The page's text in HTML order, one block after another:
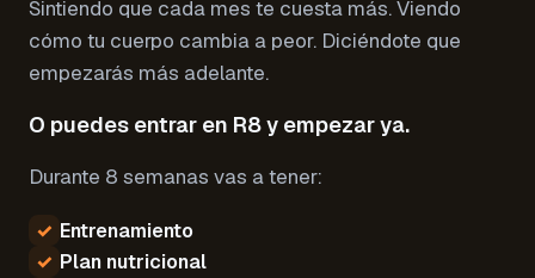
Sintiendo que cada mes te cuesta más. Viendo
cómo tu cuerpo cambia a peor. Diciéndote que
empezarás más adelante.
O puedes entrar en R8 y empezar ya.
Durante 8 semanas vas a tener:
✓ Entrenamiento
✓ Plan nutricional